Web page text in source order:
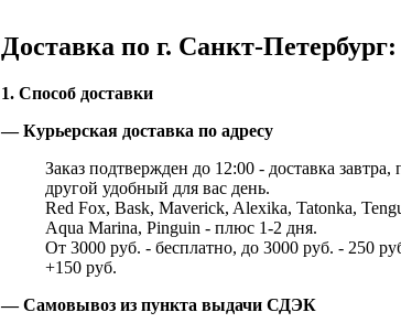
Доставка по г. Санкт-Петербург:
1. Способ доставки
— Курьерская доставка по адресу
Заказ подтвержден до 12:00 - доставка
другой удобный для вас день.
Red Fox, Bask, Maverick, Alexika, Tatonka,
Aqua Marina, Pinguin - плюс 1-2 дня.
От 3000 руб. - бесплатно, до 3000 руб. - 250
+150 руб.
— Самовывоз из пункта выдачи СДЭК